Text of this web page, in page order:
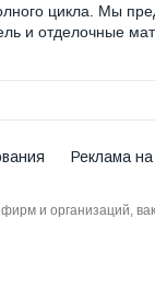
цикла. Мы
и отделочные
Реклама
и организаций,